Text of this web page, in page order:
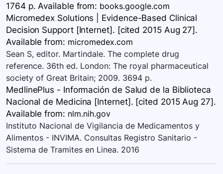
1764 p. Available from: books.google.com
Micromedex Solutions | Evidence-Based Clinical
Decision Support [Internet]. [cited 2015 Aug 27].
Available from: micromedex.com
Sean S, editor. Martindale. The complete drug
reference. 36th ed. London: The royal pharmaceutical
society of Great Britain; 2009. 3694 p.
MedlinePlus - Información de Salud de la Biblioteca
Nacional de Medicina [Internet]. [cited 2015 Aug 27].
Available from: nlm.nih.gov
Instituto Nacional de Vigilancia de Medicamentos y
Alimentos - INVIMA. Consultas Registro Sanitario -
Sistema de Tramites en Linea. 2016